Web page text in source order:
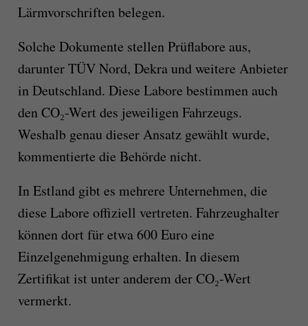
Lärmvorschriften belegen.
Solche Dokumente stellen Prüflabore aus,
darunter TÜV Nord, Dekra und weitere Anbieter
in Deutschland. Diese Labore bestimmen auch
den CO₂-Wert des jeweiligen Fahrzeugs.
Weshalb genau dieser Ansatz gewählt wurde,
kommentierte die Behörde nicht.
In Estland gibt es mehrere Unternehmen, die
diese Labore offiziell vertreten. Fahrzeughalter
können dort für etwa 600 Euro eine
Einzelgenehmigung erhalten. In diesem
Zertifikat ist unter anderem der CO₂-Wert
vermerkt.